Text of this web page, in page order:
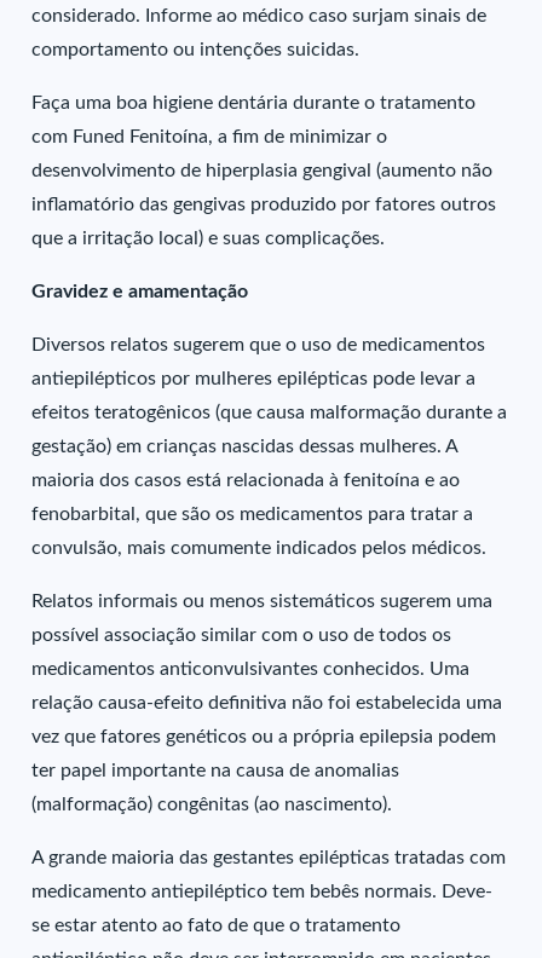
considerado. Informe ao médico caso surjam sinais de
comportamento ou intenções suicidas.
Faça uma boa higiene dentária durante o tratamento
com Funed Fenitoína, a fim de minimizar o
desenvolvimento de hiperplasia gengival (aumento não
inflamatório das gengivas produzido por fatores outros
que a irritação local) e suas complicações.
Gravidez e amamentação
Diversos relatos sugerem que o uso de medicamentos
antiepilépticos por mulheres epilépticas pode levar a
efeitos teratogênicos (que causa malformação durante a
gestação) em crianças nascidas dessas mulheres. A
maioria dos casos está relacionada à fenitoína e ao
fenobarbital, que são os medicamentos para tratar a
convulsão, mais comumente indicados pelos médicos.
Relatos informais ou menos sistemáticos sugerem uma
possível associação similar com o uso de todos os
medicamentos anticonvulsivantes conhecidos. Uma
relação causa-efeito definitiva não foi estabelecida uma
vez que fatores genéticos ou a própria epilepsia podem
ter papel importante na causa de anomalias
(malformação) congênitas (ao nascimento).
A grande maioria das gestantes epilépticas tratadas com
medicamento antiepiléptico tem bebês normais. Deve-
se estar atento ao fato de que o tratamento